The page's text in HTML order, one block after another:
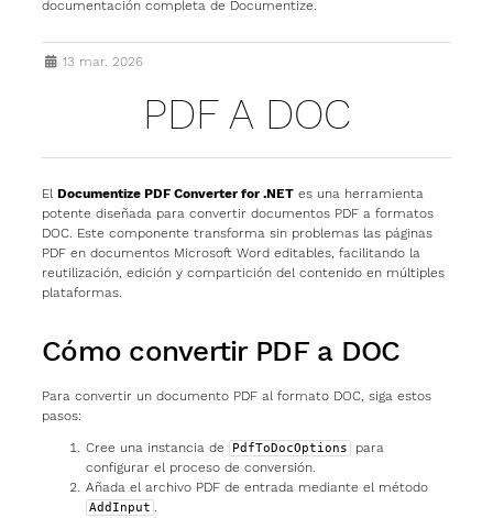
documentación completa de Documentize.
13 mar. 2026
PDF A DOC
El Documentize PDF Converter for .NETes una herramienta
potente diseñada para convertir documentos PDF a formatos
DOC. Este componente transforma sin problemas las páginas
PDF en documentos Microsoft Word editables, facilitando la
reutilización, edición y compartición del contenido en múltiples
plataformas.
Cómo convertir PDF a DOC
Para convertir un documento PDF al formato DOC, siga estos
pasos:
Cree una instancia de PdfToDocOptions
para
configurar el proceso de conversión.
Añada el archivo PDF de entrada mediante el método
AddInput .